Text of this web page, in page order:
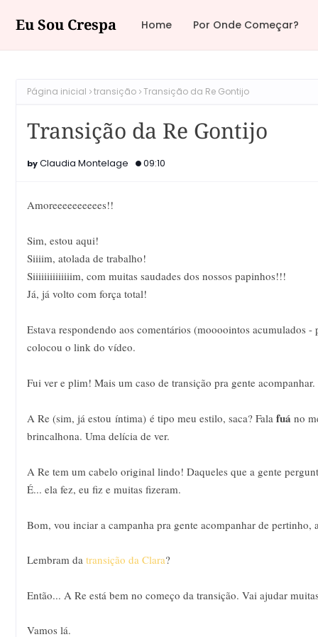
Eu Sou Crespa Home Por Onde Começar?
Página inicial transição Transição da Re Gontijo
Transição da Re Gontijo
Claudia Montelage 09:10
Amoreeeeeeeeees!!
Sim, estou aqui!
Siiiim, atolada de trabalho!
Siiiiiiiiiiiiiim, com muitas saudades dos nossos papinhos!!!
Já, já volto com força total!
Estava respondendo aos comentários (moooointos acumulados
colocou o link do vídeo.
Fui ver e plim! Mais um caso de transição pra gente
A Re (sim, já estou íntima) é tipo meu estilo, saca? Fala fuá no
brincalhona. Uma delícia de ver.
A Re tem um cabelo original lindo! Daqueles que a gente
É... ela fez, eu fiz e muitas fizeram.
Bom, vou inciar a campanha pra gente acompanhar de pertinho,
Lembram da transição da Clara?
Então... A Re está bem no começo da transição. Vai ajudar
Vamos lá.